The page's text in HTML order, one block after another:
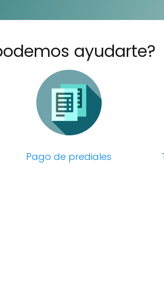
ayudarte?
Pago de prediales